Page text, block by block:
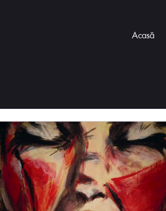
Acasă